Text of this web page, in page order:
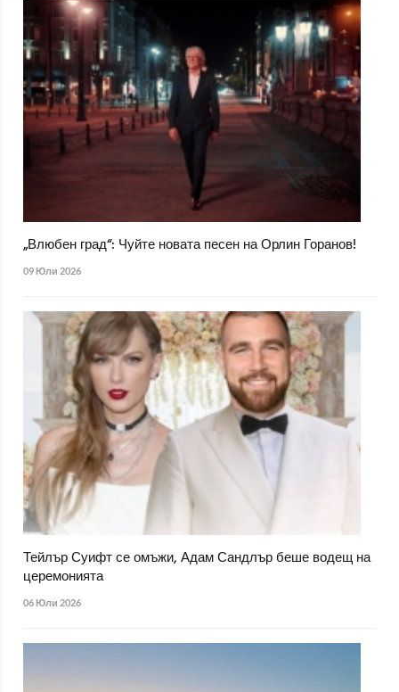
„Влюбен град“: Чуйте новата песен на Орлин Горанов!
09 Юли 2026
Тейлър Суифт се омъжи, Адам Сандлър беше водещ на
церемонията
06 Юли 2026